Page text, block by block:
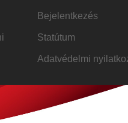
Bejelentkezés
Statútum
Adatvédelmi